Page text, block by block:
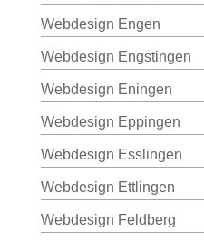
Webdesign Engen
Webdesign Engstingen
Webdesign Eningen
Webdesign Eppingen
Webdesign Esslingen
Webdesign Ettlingen
Webdesign Feldberg